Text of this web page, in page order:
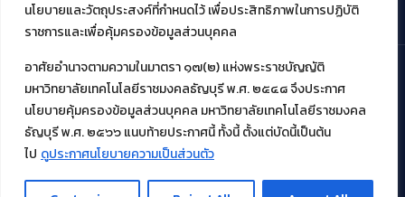
นโยบายและวัตถุประสงค์ที่กำหนดไว้ เพื่อประสิทธิภาพในการปฏิบัติ
ราชการและเพื่อคุ้มครองข้อมูลส่วนบุคคล
อาศัยอำนาจตามความในมาตรา ๑๗(๒) แห่งพระราชบัญญัติ
มหาวิทยาลัยเทคโนโลยีราชมงคลธัญบุรี พ.ศ. ๒๕๔๘ จึงประกาศ
นโยบายคุ้มครองข้อมูลส่วนบุคคล มหาวิทยาลัยเทคโนโลยีราชมงคล
ธัญบุรี พ.ศ. ๒๕๖๖ แนบท้ายประกาศนี้ ทั้งนี้ ตั้งแต่บัดนี้เป็นต้น
ไป ดูประกาศนโยบายความเป็นส่วนตัว
© 2021 สำนักวิทยบริการและเทคโนโลยีสารสนเทศ มหาวิทยาลัย
เทคโนโลยีราชมงคลธัญบุรี